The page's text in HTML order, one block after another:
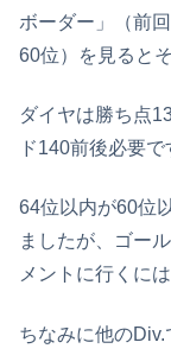
ボーダー」（前
60位）を見ると
ダイヤは勝ち点
ド140前後必要で
64位以内が60位
ましたが、ゴー
メントに行くに
ちなみに他の